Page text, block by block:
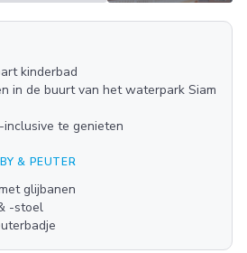
kinderbad
in de buurt van het waterpark Siam
te genieten
& PEUTER
glijbanen
-stoel